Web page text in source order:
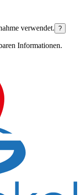
verwendet. ?
Informationen.